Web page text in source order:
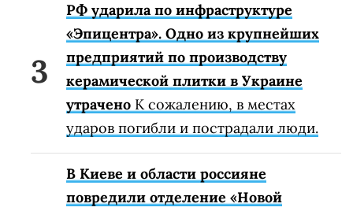
РФ ударила по инфраструктуре
«Эпицентра». Одно из крупнейших
предприятий по производству
керамической плитки в Украине
утрачено К сожалению, в местах
ударов погибли и пострадали люди.
В Киеве и области россияне
повредили отделение «Новой